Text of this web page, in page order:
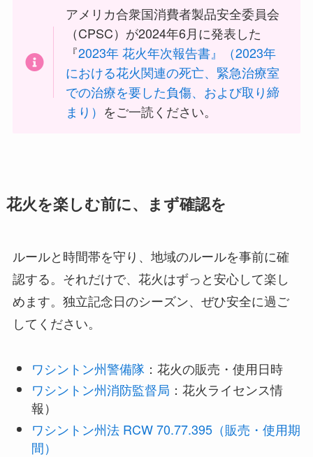
アメリカ合衆国消費者製品安全委員会
（CPSC）が2024年6月に発表した
『2023年 花火年次報告書』（2023年
における花火関連の死亡、緊急治療室
での治療を要した負傷、および取り締
まり） をご一読ください。
花火を楽しむ前に、まず確認を
ルールと時間帯を守り、地域のルールを事前に確
認する。それだけで、花火はずっと安心して楽し
めます。独立記念日のシーズン、ぜひ安全に過ご
してください。
ワシントン州警備隊：花火の販売・使用日時
ワシントン州消防監督局 ：花火ライセンス情
報）
ワシントン州法 RCW 70.77.395（販売・使用期
間）